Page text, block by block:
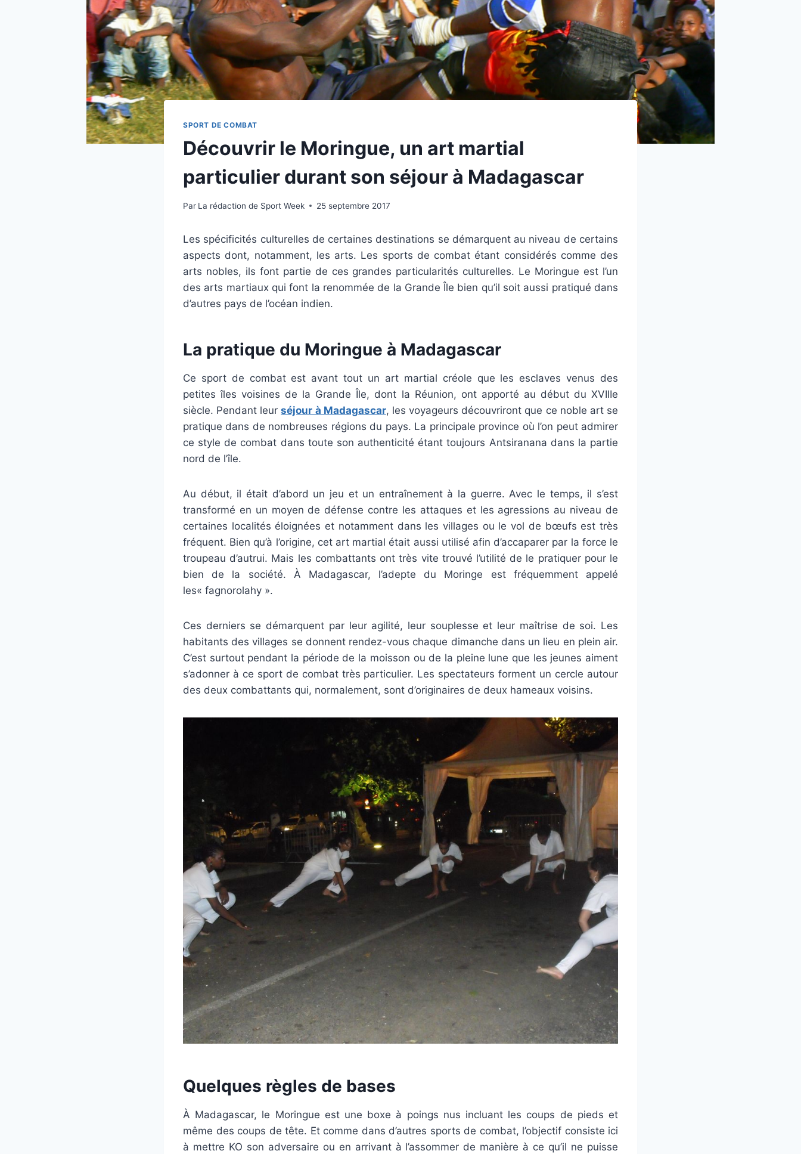
SPORT DE COMBAT
Découvrir le Moringue, un art martial
particulier durant son séjour à Madagascar
Par La rédaction de Sport Week 25 septembre 2017
Les spécificités culturelles de certaines destinations se démarquent au niveau de certains
aspects dont, notamment, les arts. Les sports de combat étant considérés comme des
arts nobles, ils font partie de ces grandes particularités culturelles. Le Moringue est l’un
des arts martiaux qui font la renommée de la Grande Île bien qu’il soit aussi pratiqué dans
d’autres pays de l’océan indien.
La pratique du Moringue à Madagascar
Ce sport de combat est avant tout un art martial créole que les esclaves venus des
petites îles voisines de la Grande Île, dont la Réunion, ont apporté au début du XVIIIe
siècle. Pendant leurséjour à Madagascar, les voyageurs découvriront que ce noble art se
pratique dans de nombreuses régions du pays. La principale province où l’on peut admirer
ce style de combat dans toute son authenticité étant toujours Antsiranana dans la partie
nord de l’île.
Au début, il était d’abord un jeu et un entraînement à la guerre. Avec le temps, il s’est
transformé en un moyen de défense contre les attaques et les agressions au niveau de
certaines localités éloignées et notamment dans les villages ou le vol de bœufs est très
fréquent. Bien qu’à l’origine, cet art martial était aussi utilisé afin d’accaparer par la force le
troupeau d’autrui. Mais les combattants ont très vite trouvé l’utilité de le pratiquer pour le
bien de la société. À Madagascar, l’adepte du Moringe est fréquemment appelé
les« fagnorolahy ».
Ces derniers se démarquent par leur agilité, leur souplesse et leur maîtrise de soi. Les
habitants des villages se donnent rendez-vous chaque dimanche dans un lieu en plein air.
C’est surtout pendant la période de la moisson ou de la pleine lune que les jeunes aiment
s’adonner à ce sport de combat très particulier. Les spectateurs forment un cercle autour
des deux combattants qui, normalement, sont d’originaires de deux hameaux voisins.
Quelques règles de bases
À Madagascar, le Moringue est une boxe à poings nus incluant les coups de pieds et
même des coups de tête. Et comme dans d’autres sports de combat, l’objectif consiste ici
à mettre KO son adversaire ou en arrivant à l’assommer de manière à ce qu’il ne puisse